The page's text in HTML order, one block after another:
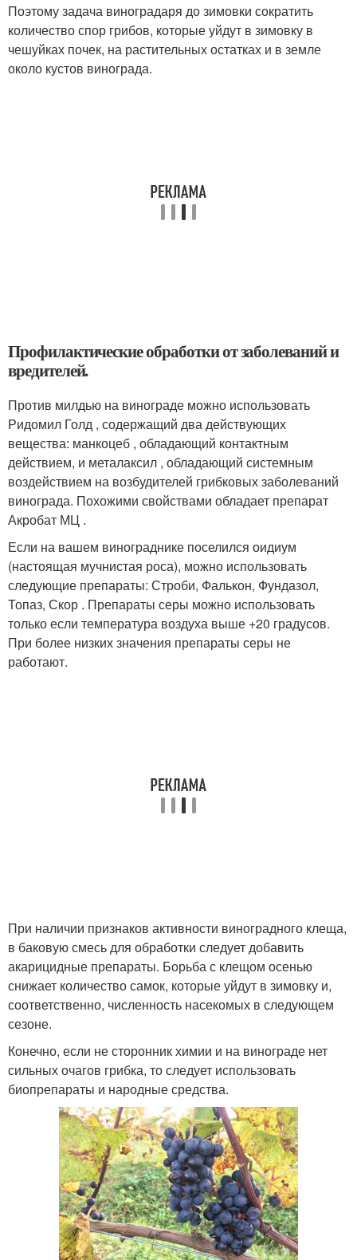
Поэтому задача виноградаря до зимовки сократить
количество спор грибов, которые уйдут в зимовку в
чешуйках почек, на растительных остатках и в земле
около кустов винограда.
Профилактические обработки от заболеваний и
вредителей.
Против милдью на винограде можно использовать
Ридомил Голд , содержащий два действующих
вещества: манкоцеб , обладающий контактным
действием, и металаксил , обладающий системным
воздействием на возбудителей грибковых заболеваний
винограда. Похожими свойствами обладает препарат
Акробат МЦ .
Если на вашем винограднике поселился оидиум
(настоящая мучнистая роса), можно использовать
следующие препараты: Строби, Фалькон, Фундазол,
Топаз, Скор . Препараты серы можно использовать
только если температура воздуха выше +20 градусов.
При более низких значения препараты серы не
работают.
При наличии признаков активности виноградного клеща,
в баковую смесь для обработки следует добавить
акарицидные препараты. Борьба с клещом осенью
снижает количество самок, которые уйдут в зимовку и,
соответственно, численность насекомых в следующем
сезоне.
Конечно, если не сторонник химии и на винограде нет
сильных очагов грибка, то следует использовать
биопрепараты и народные средства.